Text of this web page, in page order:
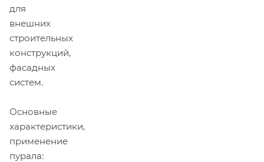
для
внешних
строительных
конструкций,
фасадных
систем.
Основные
характеристики,
применение
пурала: